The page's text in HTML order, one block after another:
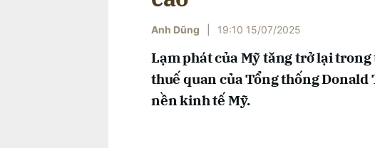
Anh Dũng 19:10 15/07/2025
Lạm phát của Mỹ tăng trở lại trong
thuế quan của Tổng thống
nền kinh tế Mỹ.